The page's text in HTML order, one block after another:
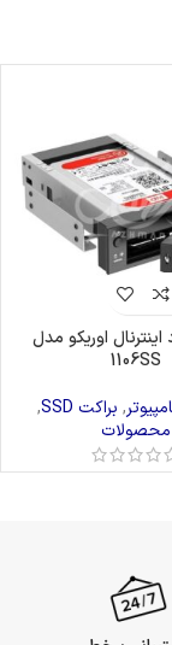
اینترنال اوریکو مدل
1106SS
, براکت SSD
,
محصولات